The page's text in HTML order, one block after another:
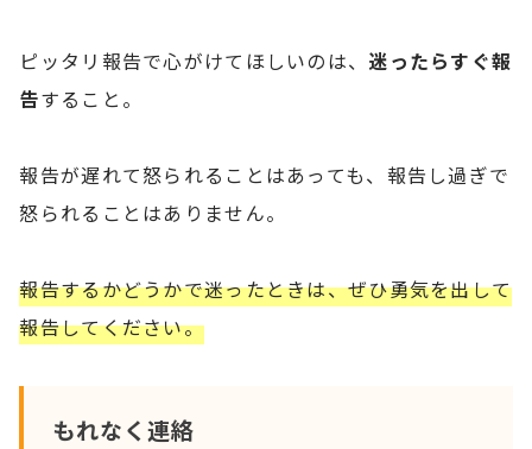
ピッタリ報告で心がけてほしいのは、 迷ったらすぐ報
告すること。
報告が遅れて怒られることはあっても、報告し過ぎで
怒られることはありません。
報告するかどうかで迷ったときは、ぜひ勇気を出して
報告してください。
もれなく連絡